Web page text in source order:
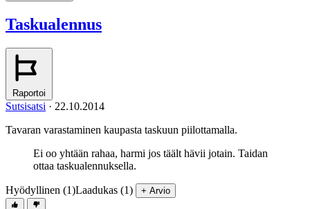
Taskualennus
Raportoi
Sutsisatsi · 22.10.2014
Tavaran varastaminen kaupasta taskuun piilottamalla.
Ei oo yhtään rahaa, harmi jos täält hävii jotain. Taidan
ottaa taskualennuksella.
Hyödyllinen (1)Laadukas (1) + Arvio